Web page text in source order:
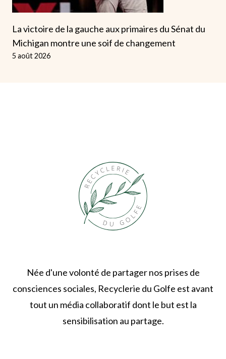
La victoire de la gauche aux primaires du Sénat du
Michigan montre une soif de changement
5 août 2026
Née d'une volonté de partager nos prises de
consciences sociales, Recyclerie du Golfe est avant
tout un média collaboratif dont le but est la
sensibilisation au partage.